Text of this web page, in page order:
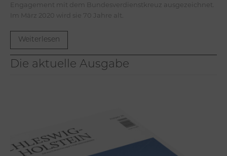
Engagement mit dem Bundesverdienstkreuz ausgezeichnet.
Im März 2020 wird sie 70 Jahre alt.
Weiterlesen
Die aktuelle Ausgabe